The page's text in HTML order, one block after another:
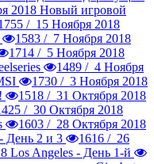
2018 Новый игровой
/ 15 Ноября 2018
1583 / 7 Ноября 2018
1714 / 5 Ноября 2018
1489 / 4 Ноября
1730 / 3 Ноября 2018
1518 / 31 Октября 2018
/ 30 Октября 2018
1603 / 28 Октября 2018
День 2 и 3
1616 / 26
Los Angeles - День 1-й